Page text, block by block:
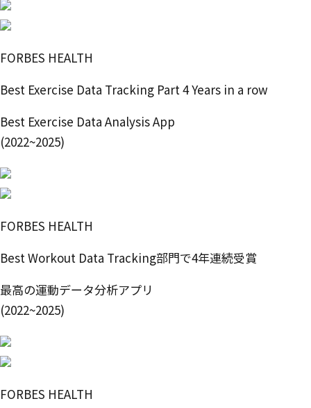
FORBES HEALTH
Best Exercise Data Tracking Part 4 Years in a row
Best Exercise Data Analysis App
(2022~2025)
FORBES HEALTH
Best Workout Data Tracking部門で4年連続受賞
最高の運動データ分析アプリ
(2022~2025)
FORBES HEALTH